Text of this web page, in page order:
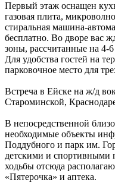
Первый этаж оснащен
газовая плита,
стиральная машина-
бесплатно. Во дворе вас
зоны, рассчитанные на 4-
Для удобства гостей на
парковочное место для
Встреча в Ейске на ж/д
Староминской,
В непосредственной
необходимые объекты
Поддубного и парк им.
детскими и спортивными
ходьбы отсюда
«Пятерочка» и аптека.